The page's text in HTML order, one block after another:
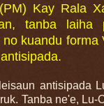
Kay Rala
tanba laiha
kuandu forma
antisipada
Tanba ne'e, Lu-